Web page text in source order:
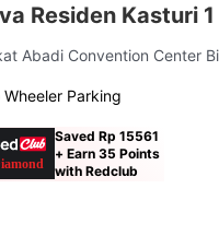
Residen Kasturi 1
Abadi Convention Center
Wheeler Parking
Saved Rp 15561
+ Earn 35 Points
with Redclub